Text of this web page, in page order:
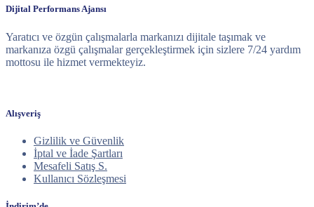
Dijital Performans Ajansı
Yaratıcı ve özgün çalışmalarla markanızı dijitale taşımak ve
markanıza özgü çalışmalar gerçekleştirmek için sizlere 7/24 yardım
mottosu ile hizmet vermekteyiz.
Alışveriş
Gizlilik ve Güvenlik
İptal ve İade Şartları
Mesafeli Satış S.
Kullanıcı Sözleşmesi